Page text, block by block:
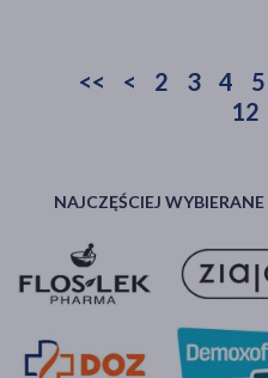
<< < 2 3 4 5
12
NAJCZĘŚCIEJ